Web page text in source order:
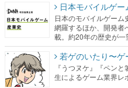
若ゲのいたり〜ゲ
『うつヌケ』『ペンと
生によるゲーム業界レ
なんでゲームは面
ゲーム開発者・
な形から解き明かして